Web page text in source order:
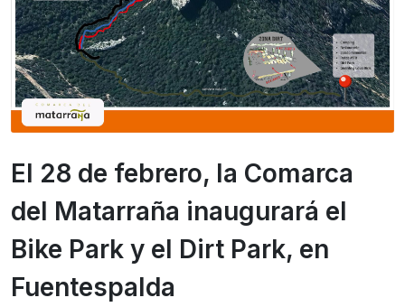
El 28 de febrero, la Comarca
del Matarraña inaugurará el
Bike Park y el Dirt Park, en
Fuentespalda